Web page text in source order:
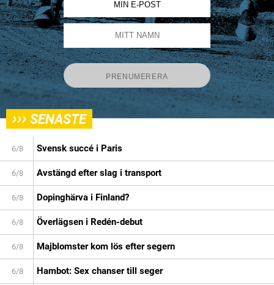
››› SENASTE
6/8 Svensk succé i Paris
6/8 Avstängd efter slag i transport
6/8 Dopinghärva i Finland?
6/8 Överlägsen i Redén-debut
6/8 Majblomster kom lös efter segern
6/8 Hambot: Sex chanser till seger